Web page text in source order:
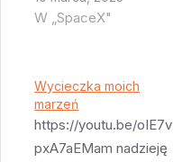
W „SpaceX"
Wycieczka moich
marzeń
https://youtu.be/oIE7v
pxA7aEMam nadzieję